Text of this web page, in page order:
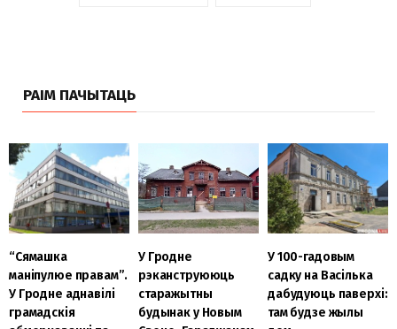
РАІМ ПАЧЫТАЦЬ
“Сямашка
маніпулюе правам”.
У Гродне аднавілі
грамадскія
У Гродне
рэканструююць
старажытны
будынак у Новым
У 100-гадовым
садку на Васілька
дабудуюць паверхі:
там будзе жылы